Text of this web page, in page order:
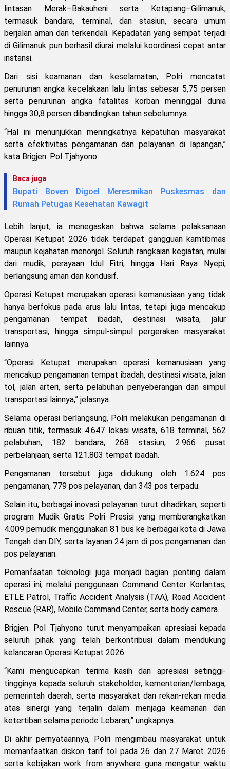
lintasan Merak–Bakauheni serta Ketapang–Gilimanuk,
termasuk bandara, terminal, dan stasiun, secara umum
berjalan aman dan terkendali. Kepadatan yang sempat terjadi
di Gilimanuk pun berhasil diurai melalui koordinasi cepat antar
instansi.
Dari sisi keamanan dan keselamatan, Polri mencatat
penurunan angka kecelakaan lalu lintas sebesar 5,75 persen
serta penurunan angka fatalitas korban meninggal dunia
hingga 30,8 persen dibandingkan tahun sebelumnya.
“Hal ini menunjukkan meningkatnya kepatuhan masyarakat
serta efektivitas pengamanan dan pelayanan di lapangan,”
kata Brigjen. Pol Tjahyono.
Baca juga
Bupati Boven Digoel Meresmikan Puskesmas dan
Rumah Petugas Kesehatan Kawagit
Lebih lanjut, ia menegaskan bahwa selama pelaksanaan
Operasi Ketupat 2026 tidak terdapat gangguan kamtibmas
maupun kejahatan menonjol. Seluruh rangkaian kegiatan, mulai
dari mudik, perayaan Idul Fitri, hingga Hari Raya Nyepi,
berlangsung aman dan kondusif.
Operasi Ketupat merupakan operasi kemanusiaan yang tidak
hanya berfokus pada arus lalu lintas, tetapi juga mencakup
pengamanan tempat ibadah, destinasi wisata, jalur
transportasi, hingga simpul-simpul pergerakan masyarakat
lainnya.
“Operasi Ketupat merupakan operasi kemanusiaan yang
mencakup pengamanan tempat ibadah, destinasi wisata, jalan
tol, jalan arteri, serta pelabuhan penyeberangan dan simpul
transportasi lainnya,” jelasnya.
Selama operasi berlangsung, Polri melakukan pengamanan di
ribuan titik, termasuk 4.647 lokasi wisata, 618 terminal, 562
pelabuhan, 182 bandara, 268 stasiun, 2.966 pusat
perbelanjaan, serta 121.803 tempat ibadah.
Pengamanan tersebut juga didukung oleh 1.624 pos
pengamanan, 779 pos pelayanan, dan 343 pos terpadu.
Selain itu, berbagai inovasi pelayanan turut dihadirkan, seperti
program Mudik Gratis Polri Presisi yang memberangkatkan
4.009 pemudik menggunakan 81 bus ke berbagai kota di Jawa
Tengah dan DIY, serta layanan 24 jam di pos pengamanan dan
pos pelayanan.
Pemanfaatan teknologi juga menjadi bagian penting dalam
operasi ini, melalui penggunaan Command Center Korlantas,
ETLE Patrol, Traffic Accident Analysis (TAA), Road Accident
Rescue (RAR), Mobile Command Center, serta body camera.
Brigjen. Pol Tjahyono turut menyampaikan apresiasi kepada
seluruh pihak yang telah berkontribusi dalam mendukung
kelancaran Operasi Ketupat 2026.
“Kami mengucapkan terima kasih dan apresiasi setinggi-
tingginya kepada seluruh stakeholder, kementerian/lembaga,
pemerintah daerah, serta masyarakat dan rekan-rekan media
atas sinergi yang terjalin dalam menjaga keamanan dan
ketertiban selama periode Lebaran,” ungkapnya.
Di akhir pernyataannya, Polri mengimbau masyarakat untuk
memanfaatkan diskon tarif tol pada 26 dan 27 Maret 2026
serta kebijakan work from anywhere guna mengatur waktu